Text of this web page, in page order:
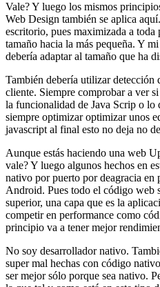
Vale? Y luego los mismos
Web Design también se aplica
escritorio, pues maximizada a
tamaño hacia la más pequeña. Y
debería adaptar al tamaño que ha
También debería utilizar detección
cliente. Siempre comprobar a ver
la funcionalidad de Java Scrip o lo
siempre optimizar optimizar unos
javascript al final esto no deja no
Aunque estás haciendo una web
vale? Y luego algunos hechos en
nativo por puerto por deagracia en
Android. Pues todo el código web
superior, una capa que es la
competir en performance como
principio va a tener mejor
No soy desarrollador nativo.
super mal hechas con código
ser mejor sólo porque sea nativo.